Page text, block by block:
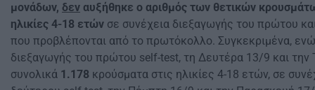
μονάδων, δεν αυξήθηκε ο αριθμός των θετικών
ηλικίες 4-18 ετών σε συνέχεια διεξαγωγής του πρώτου
που προβλέπονται από το πρωτόκολλο. Συγκεκριμένα,
διεξαγωγής του πρώτου self-test, τη Δευτέρα 13/9 και την
συνολικά 1.178 κρούσματα στις ηλικίες 4-18 ετών, σε